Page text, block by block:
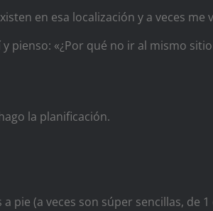
en esa localización y a veces
pienso: «¿Por qué no ir al mismo
la planificación.
pie (a veces son súper sencillas, de